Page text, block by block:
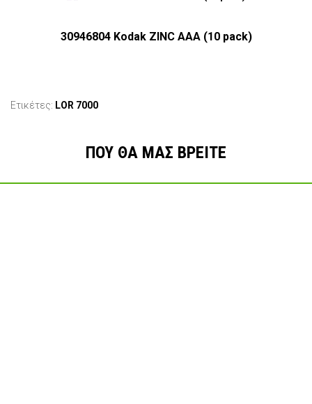
30946804 Kodak ZINC AAA (10 pack)
Ετικέτες: LOR 7000
ΠΟΥ ΘΑ ΜΑΣ ΒΡΕΙΤΕ